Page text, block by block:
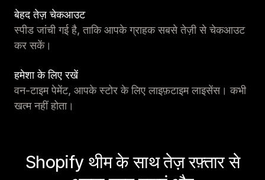
बेहद तेज़ चेकआउट
स्पीड जांची गई है, ताकि आपके ग्राहक सबसे तेज़ी से चेकआउट
कर सकें।
हमेशा के लिए रखें
वन-टाइम पेमेंट, आपके स्टोर के लिए लाइफ़टाइम लाइसेंस। कभी
खत्म नहीं होता।
Shopify थीम के साथ तेज़ रफ़्तार से